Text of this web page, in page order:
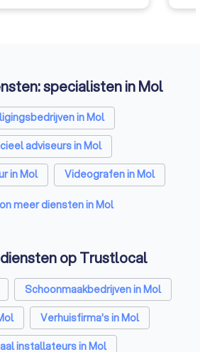
specialisten in Mol
in Mol
adviseurs in Mol
in Mol
Videografen in Mol
meer diensten in Mol
op Trustlocal
Schoonmaakbedrijven in Mol
Verhuisfirma's in Mol
installateurs in Mol